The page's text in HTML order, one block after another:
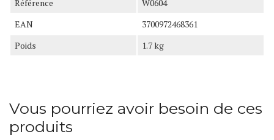
Référence
W0604
EAN
3700972468361
Poids
1.7 kg
Vous pourriez avoir besoin de ces
produits